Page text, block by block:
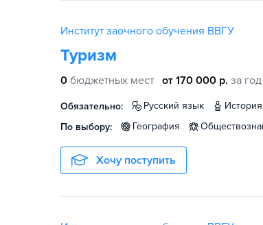
Институт заочного обучения ВВГУ
Туризм
0 бюджетных мест от 170 000 р. за год
Обязательно: русский язык
история
По выбору:
география
Хочу поступить